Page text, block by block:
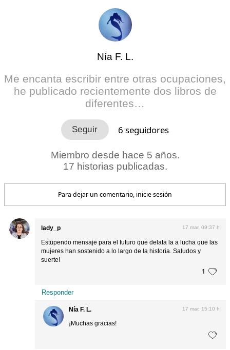
Nía F. L.
Me encanta escribir entre otras ocupaciones,
he publicado recientemente dos libros de
diferentes…
6 seguidores
Miembro desde hace 5 años.
17 historias publicadas.
Para dejar un comentario, inicie sesión
lady_p 17 mar, 09:37 h
Estupendo mensaje para el futuro que delata la a lucha que las
mujeres han sostenido a lo largo de la historia. Saludos y
suerte!
1
Responder
Nía F. L. 17 mar, 15:10 h
¡Muchas gracias!